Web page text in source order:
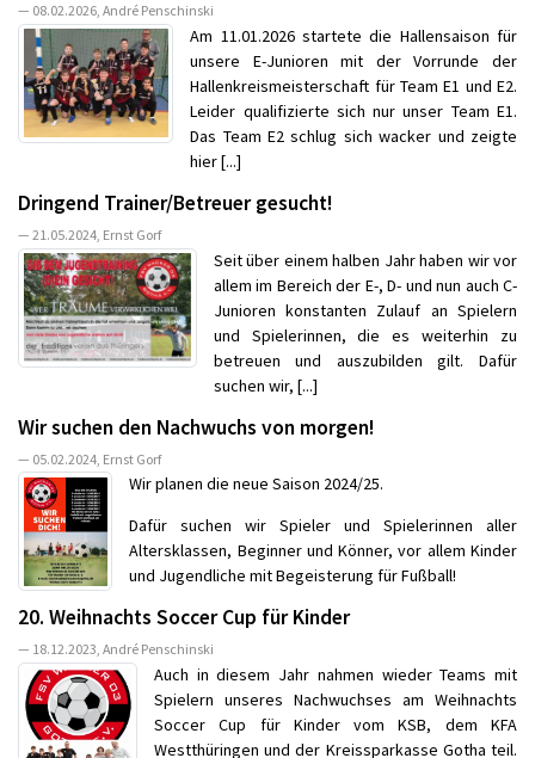
— 08.02.2026, André Penschinski
Am 11.01.2026 startete die Hallensaison für
unsere E-Junioren mit der Vorrunde der
Hallenkreismeisterschaft für Team E1 und E2.
Leider qualifizierte sich nur unser Team E1.
Das Team E2 schlug sich wacker und zeigte
hier [...]
Dringend Trainer/Betreuer gesucht!
— 21.05.2024, Ernst Gorf
Seit über einem halben Jahr haben wir vor
allem im Bereich der E-, D- und nun auch C-
Junioren konstanten Zulauf an Spielern
und Spielerinnen, die es weiterhin zu
betreuen und auszubilden gilt. Dafür
suchen wir, [...]
Wir suchen den Nachwuchs von morgen!
— 05.02.2024, Ernst Gorf
Wir planen die neue Saison 2024/25.
Dafür suchen wir Spieler und Spielerinnen aller
Altersklassen, Beginner und Könner, vor allem Kinder
und Jugendliche mit Begeisterung für Fußball!
20. Weihnachts Soccer Cup für Kinder
— 18.12.2023, André Penschinski
Auch in diesem Jahr nahmen wieder Teams mit
Spielern unseres Nachwuchses am Weihnachts
Soccer Cup für Kinder vom KSB, dem KFA
Westthüringen und der Kreissparkasse Gotha teil.